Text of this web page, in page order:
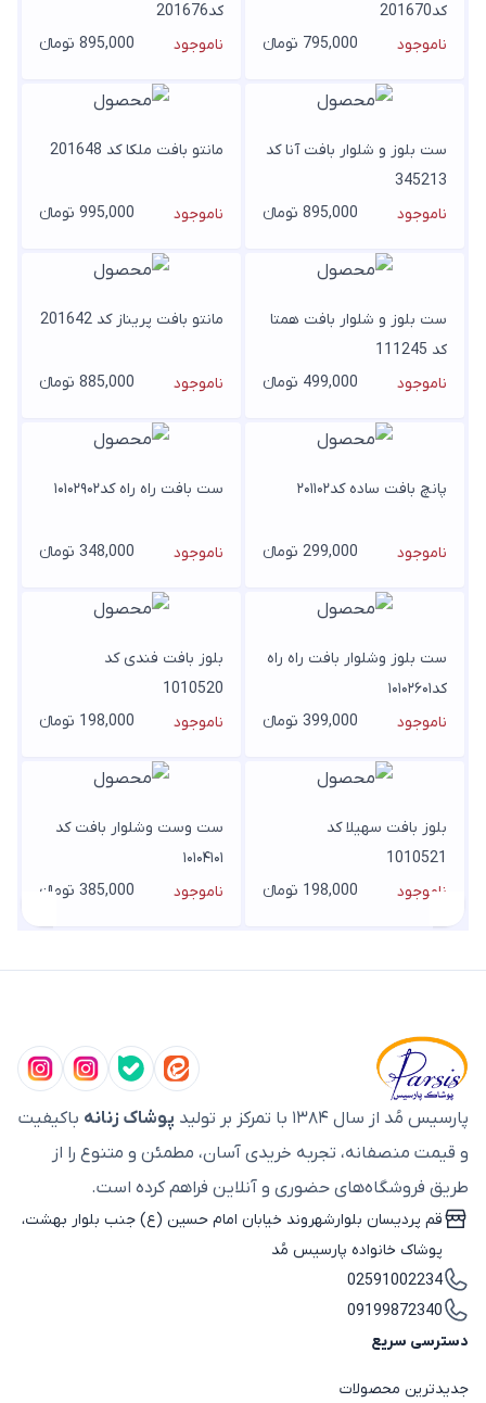
کد201670
ناموجود
795,000 تومانء
کد201676
ناموجود
895,000 تومانء
ست بلوز و شلوار بافت آنا کد
345213
ناموجود
895,000 تومانء
مانتو بافت ملکا کد 201648
ناموجود 995,000 تومانء
ست بلوز و شلوار بافت همتا
کد 111245
ناموجود
499,000 تومانء
مانتو بافت پریناز کد 201642
ناموجود 885,000 تومانء
پانچ بافت ساده کد۲۰۱۱۰۲
ناموجود 299,000 تومانء
ست بافت راه راه کد۱۰۱۰۲۹۰۲
ناموجود 348,000 تومانء
ست بلوز وشلوار بافت راه راه
کد۱۰۱۰۲۶۰۱
ناموجود
399,000 تومانء
بلوز بافت فندی کد
1010520
ناموجود
198,000 تومانء
بلوز بافت سهیلا کد
1010521
ناموجود
198,000 تومانء
ست وست وشلوار بافت کد
۱۰۱۰۴۱۰۱
ناموجود
385,000 تومانء
پارسیس مُد از سال ۱۳۸۴ با تمرکز بر تولید پوشاک زنانه باکیفیت
و قیمت منصفانه، تجربه خریدی آسان، مطمئن و متنوع را از
طریق فروشگاه‌های حضوری و آنلاین فراهم کرده است.
قم پردیسان بلوارشهروند خیابان امام حسین (ع) جنب بلوار بهشت،
پوشاک خانواده پارسیس مُد
02591002234
09199872340
دسترسی سریع
جدیدترین محصولات